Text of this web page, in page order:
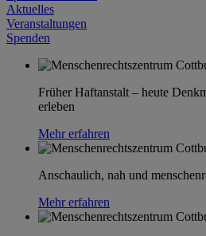
Aktuelles
Veranstaltungen
Spenden
Früher Haftanstalt – heute
erleben
Mehr erfahren
Anschaulich, nah und
Mehr erfahren